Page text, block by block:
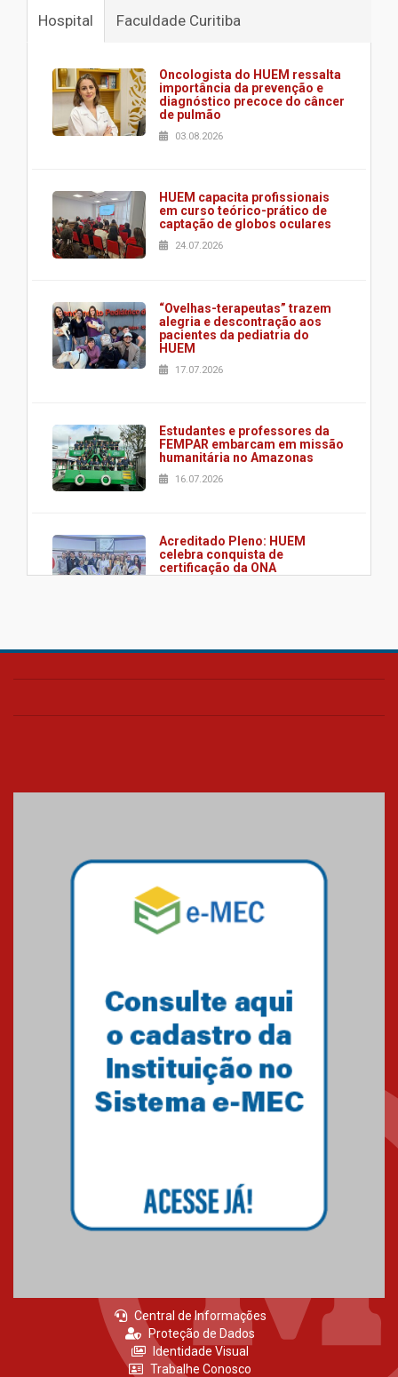
Hospital Faculdade Curitiba
Oncologista do HUEM ressalta
importância da prevenção e
diagnóstico precoce do câncer
de pulmão
03.08.2026
HUEM capacita profissionais
em curso teórico-prático de
captação de globos oculares
24.07.2026
“Ovelhas-terapeutas” trazem
alegria e descontração aos
pacientes da pediatria do
HUEM
17.07.2026
Estudantes e professores da
FEMPAR embarcam em missão
humanitária no Amazonas
16.07.2026
Acreditado Pleno: HUEM
celebra conquista de
certificação da ONA
HUEM é o primeiro hospital do
UTI's inteligentes
referência mundial em
Pós-Asco: evento do HUEM
debate novidades sobre
estudos e tratamentos contra
o câncer
MackPesquisa 2026 prorroga
inscrições até 14 de agosto
15.06.2026
Central de Informações
Proteção de Dados
Identidade Visual
Trabalhe Conosco